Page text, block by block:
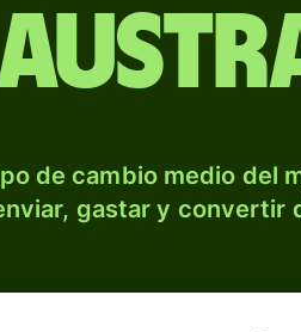
de cambio medio del
gastar y convertir